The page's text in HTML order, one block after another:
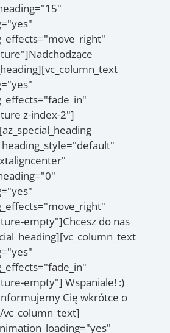
z-index-2"]
empty"]Chcesz do nas
empty"] Wspaniale! :)
Cię wkrótce o